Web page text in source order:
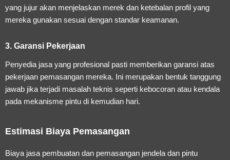
yang jujur akan menjelaskan merek dan ketebalan profil yang
mereka gunakan sesuai dengan standar keamanan.
3. Garansi Pekerjaan
Penyedia jasa yang profesional pasti memberikan garansi atas
pekerjaan pemasangan mereka. Ini merupakan bentuk tanggung
jawab jika terjadi masalah teknis seperti kebocoran atau kendala
pada mekanisme pintu di kemudian hari.
Estimasi Biaya Pemasangan
Biaya jasa pembuatan dan pemasangan jendela dan pintu